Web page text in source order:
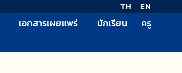
TH EN
เอกสารเผยแพร่ นักเรียน ครู